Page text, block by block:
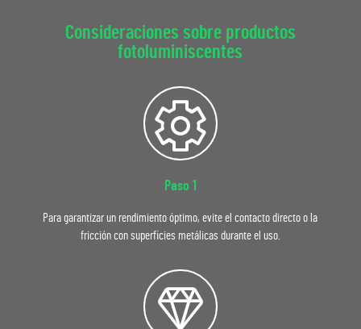
Consideraciones sobre productos
fotoluminiscentes
Paso 1
Para garantizar un rendimiento óptimo, evite el contacto directo o la
fricción con superficies metálicas durante el uso.